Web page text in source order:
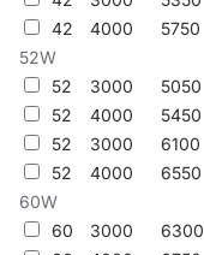
42
4000 5750
52W
52
3000 5050
52
4000 5450
52
3000 6100
52
4000 6550
60W
60
3000 6300